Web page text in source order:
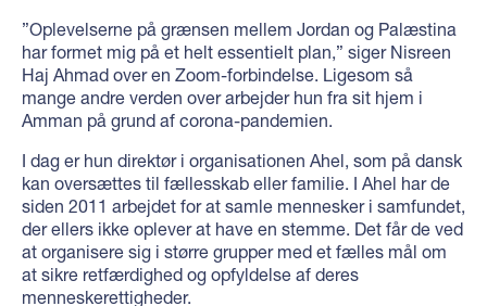
”Oplevelserne på grænsen mellem Jordan og Palæstina
har formet mig på et helt essentielt plan,” siger Nisreen
Haj Ahmad over en Zoom-forbindelse. Ligesom så
mange andre verden over arbejder hun fra sit hjem i
Amman på grund af corona-pandemien.
I dag er hun direktør i organisationen Ahel, som på dansk
kan oversættes til fællesskab eller familie. I Ahel har de
siden 2011 arbejdet for at samle mennesker i samfundet,
der ellers ikke oplever at have en stemme. Det får de ved
at organisere sig i større grupper med et fælles mål om
at sikre retfærdighed og opfyldelse af deres
menneskerettigheder.